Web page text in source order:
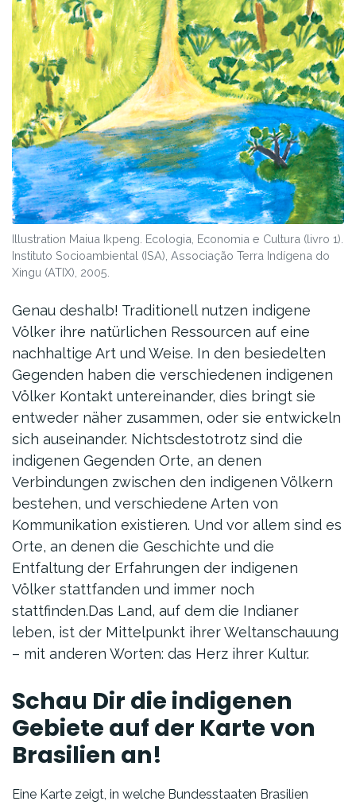
Illustration Maiua Ikpeng. Ecologia, Economia e Cultura (livro 1).
Instituto Socioambiental (ISA), Associação Terra Indígena do
Xingu (ATIX), 2005.
Genau deshalb! Traditionell nutzen indigene
Völker ihre natürlichen Ressourcen auf eine
nachhaltige Art und Weise. In den besiedelten
Gegenden haben die verschiedenen indigenen
Völker Kontakt untereinander, dies bringt sie
entweder näher zusammen, oder sie entwickeln
sich auseinander. Nichtsdestotrotz sind die
indigenen Gegenden Orte, an denen
Verbindungen zwischen den indigenen Völkern
bestehen, und verschiedene Arten von
Kommunikation existieren. Und vor allem sind es
Orte, an denen die Geschichte und die
Entfaltung der Erfahrungen der indigenen
Völker stattfanden und immer noch
stattfinden.Das Land, auf dem die Indianer
leben, ist der Mittelpunkt ihrer Weltanschauung
– mit anderen Worten: das Herz ihrer Kultur.
Schau Dir die indigenen
Gebiete auf der Karte von
Brasilien an!
Eine Karte zeigt, in welche Bundesstaaten Brasilien